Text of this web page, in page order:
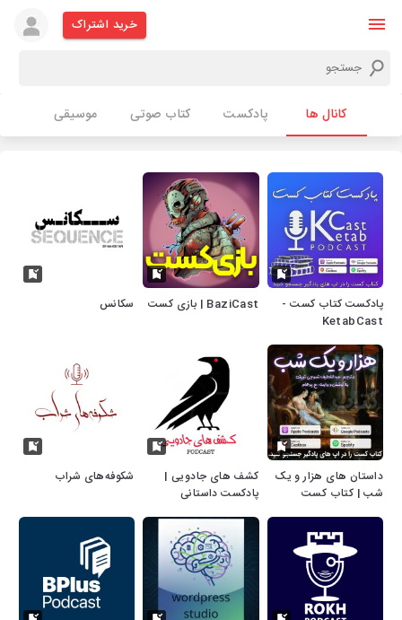
خرید اشتراک
کانال ها پادکست کتاب صوتی موسیقی
پادکست کتاب کست -
KetabCast
BaziCast | بازی کست سکانس
داستان های هزار و یک
شب | کتاب کست
کشف های جادویی |
پادکست داستانی
شکوفه‌های شراب